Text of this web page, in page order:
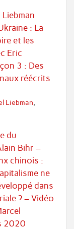
Liebman
: La
et les
Eric
3 : Des
réécrits
Liebman
du
Bihr –
chinois :
ne
dans
? – Vidéo
2020